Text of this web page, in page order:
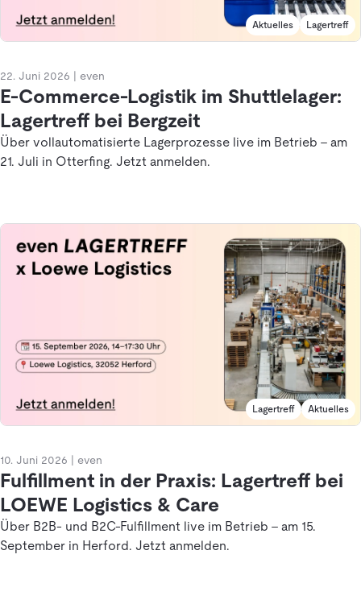
Aktuelles Lagertreff
22. Juni 2026 | even
E-Commerce-Logistik im Shuttlelager:
Lagertreff bei Bergzeit
Über vollautomatisierte Lagerprozesse live im Betrieb – am
21. Juli in Otterfing. Jetzt anmelden.
Lagertreff Aktuelles
10. Juni 2026 even
Fulfillment in der Praxis: Lagertreff bei
LOEWE Logistics & Care
Über B2B- und B2C-Fulfillment live im Betrieb – am 15.
September in Herford. Jetzt anmelden.